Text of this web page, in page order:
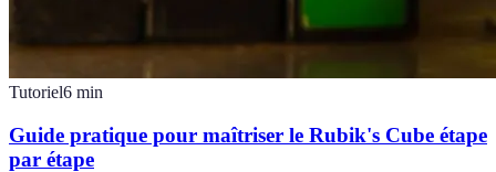
Tutoriel6 min
Guide pratique pour maîtriser le Rubik's Cube étape
par étape